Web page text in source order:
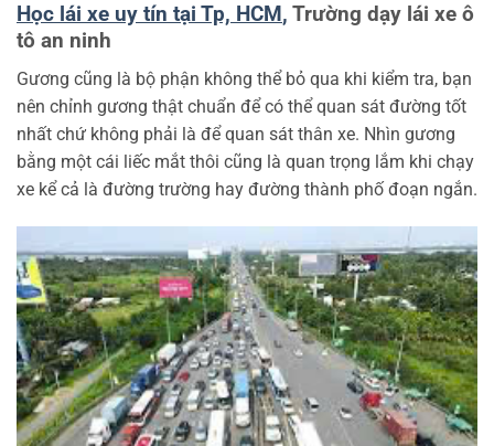
Học lái xe uy tín tại Tp, HCM, Trường dạy lái xe ô
tô an ninh
Gương cũng là bộ phận không thể bỏ qua khi kiểm tra, bạn
nên chỉnh gương thật chuẩn để có thể quan sát đường tốt
nhất chứ không phải là để quan sát thân xe. Nhìn gương
bằng một cái liếc mắt thôi cũng là quan trọng lắm khi chạy
xe kể cả là đường trường hay đường thành phố đoạn ngắn.